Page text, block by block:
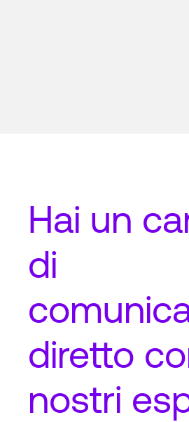
Hai un
di
diretto
nostri